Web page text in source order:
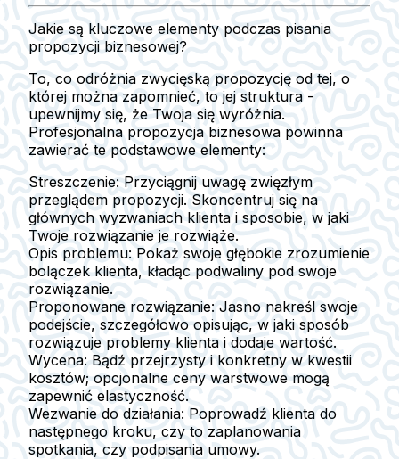
Jakie są kluczowe elementy podczas pisania
propozycji biznesowej?
To, co odróżnia zwycięską propozycję od tej, o
której można zapomnieć, to jej struktura -
upewnijmy się, że Twoja się wyróżnia.
Profesjonalna propozycja biznesowa powinna
zawierać te podstawowe elementy:
Streszczenie: Przyciągnij uwagę zwięzłym
przeglądem propozycji. Skoncentruj się na
głównych wyzwaniach klienta i sposobie, w jaki
Twoje rozwiązanie je rozwiąże.
Opis problemu: Pokaż swoje głębokie zrozumienie
bolączek klienta, kładąc podwaliny pod swoje
rozwiązanie.
Proponowane rozwiązanie: Jasno nakreśl swoje
podejście, szczegółowo opisując, w jaki sposób
rozwiązuje problemy klienta i dodaje wartość.
Wycena: Bądź przejrzysty i konkretny w kwestii
kosztów; opcjonalne ceny warstwowe mogą
zapewnić elastyczność.
Wezwanie do działania: Poprowadź klienta do
następnego kroku, czy to zaplanowania
spotkania, czy podpisania umowy.